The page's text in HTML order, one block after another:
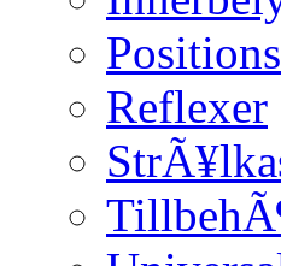
Reflexer